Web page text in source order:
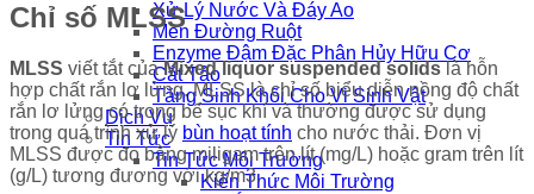
Xử Lý Nước Và Đáy Ao
Men Đường Ruột
Enzyme Đậm Đặc Phân Hủy Hữu Cơ
Cắt Tảo
Tăng Sinh Khối Cho Vi Sinh Vật
Dịch Vụ
Tin Tức
Tin Tức Môi Trường
Kiến Thức Môi Trường
Chỉ số MLSS
MLSS viết tắt củaMixed liquor suspended solidslà hỗn
hợp chất rắn lơ lửng. MLSS là chỉ số biểu diễn nồng độ chất
rắn lơ lửng có trong bể sục khí và thường được sử dụng
trong quá trình xử lý bùn hoạt tính cho nước thải. Đơn vị
MLSS được đo bằng miligam trên lít (mg/L) hoặc gram trên lít
(g/L) tương đương với kg/m3.